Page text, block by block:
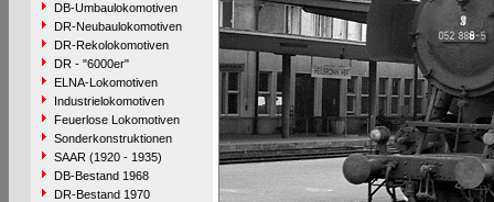
DB-Umbaulokomotiven
DR-Neubaulokomotiven
DR-Rekolokomotiven
DR - "6000er"
ELNA-Lokomotiven
Industrielokomotiven
Feuerlose Lokomotiven
Sonderkonstruktionen
SAAR (1920 - 1935)
DB-Bestand 1968
DR-Bestand 1970